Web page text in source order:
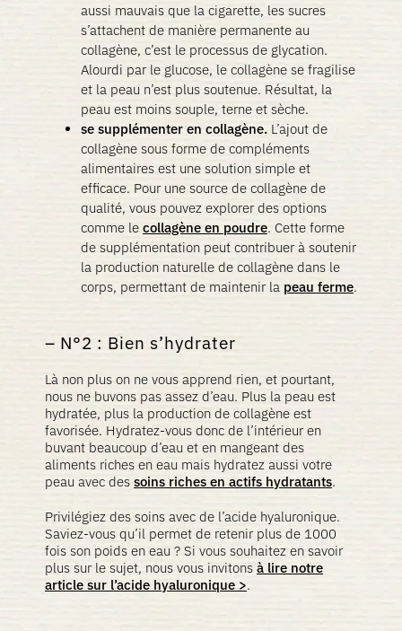
aussi mauvais que la cigarette, les sucres
s’attachent de manière permanente au
collagène, c’est le processus de glycation.
Alourdi par le glucose, le collagène se fragilise
et la peau n’est plus soutenue. Résultat, la
peau est moins souple, terne et sèche.
se supplémenter en collagène. L’ajout de
collagène sous forme de compléments
alimentaires est une solution simple et
efficace. Pour une source de collagène de
qualité, vous pouvez explorer des options
comme le collagène en poudre. Cette forme
de supplémentation peut contribuer à soutenir
la production naturelle de collagène dans le
corps, permettant de maintenir la peau ferme.
N°2 : Bien s’hydrater
Là non plus on ne vous apprend rien, et pourtant,
nous ne buvons pas assez d’eau. Plus la peau est
hydratée, plus la production de collagène est
favorisée. Hydratez-vous donc de l’intérieur en
buvant beaucoup d’eau et en mangeant des
aliments riches en eau mais hydratez aussi votre
peau avec des soins riches en actifs hydratants.
Privilégiez des soins avec de l’acide hyaluronique.
Saviez-vous qu’il permet de retenir plus de 1000
fois son poids en eau ? Si vous souhaitez en savoir
plus sur le sujet, nous vous invitons à lire notre
article sur l’acide hyaluronique >.